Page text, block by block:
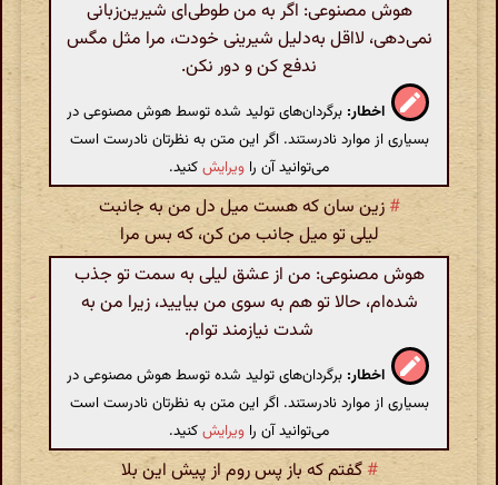
هوش مصنوعی: اگر به من طوطی‌ای شیرین‌زبانی
نمی‌دهی، لااقل به‌دلیل شیرینی خودت، مرا مثل مگس
ندفع کن و دور نکن.
اخطار: برگردان‌های تولید شده توسط هوش مصنوعی در
بسیاری از موارد نادرستند. اگر این متن به نظرتان نادرست است
می‌توانید آن را ویرایشکنید.
# زین سان که هست میل دل من به جانبت
لیلی تو میل جانب من کن، که بس مرا
هوش مصنوعی: من از عشق لیلی به سمت تو جذب
شده‌ام، حالا تو هم به سوی من بیایید، زیرا من به
شدت نیازمند توام.
اخطار: برگردان‌های تولید شده توسط هوش مصنوعی در
بسیاری از موارد نادرستند. اگر این متن به نظرتان نادرست است
می‌توانید آن را ویرایشکنید.
#گفتم که باز پس روم از پیش این بلا